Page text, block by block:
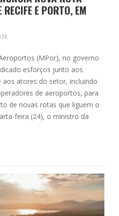
E PORTO, EM
(MPor), no governo
esforços junto aos
atores do setor, incluindo
de aeroportos, para
de novas rotas que liguem o
feira (24), o ministro da